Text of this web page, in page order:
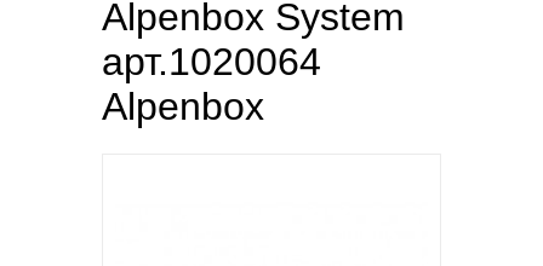
Alpenbox System
арт.1020064
Alpenbox